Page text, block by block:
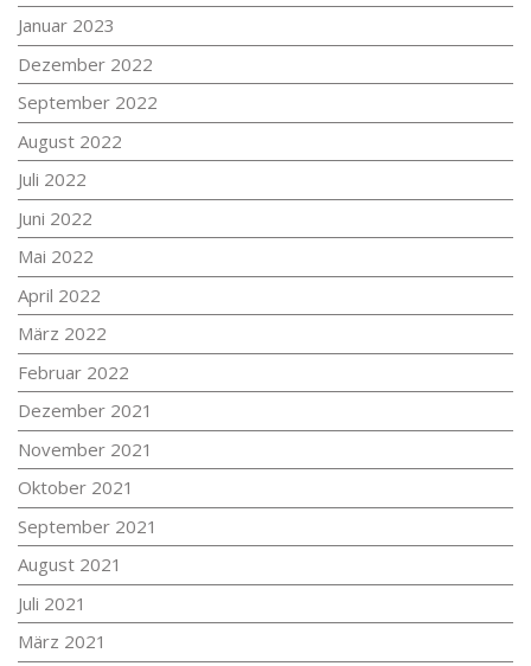
Januar 2023
Dezember 2022
September 2022
August 2022
Juli 2022
Juni 2022
Mai 2022
April 2022
März 2022
Februar 2022
Dezember 2021
November 2021
Oktober 2021
September 2021
August 2021
Juli 2021
März 2021